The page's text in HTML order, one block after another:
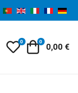
Mi lista de
0 Carro
0
0,00 €